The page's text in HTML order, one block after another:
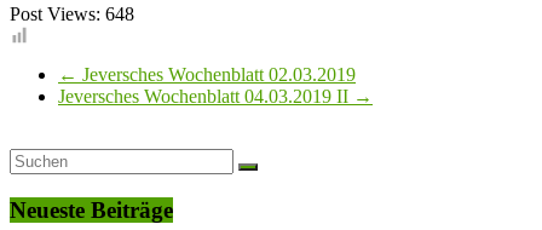
Post Views: 648
← Jeversches Wochenblatt 02.03.2019
Jeversches Wochenblatt 04.03.2019 II →
Neueste Beiträge